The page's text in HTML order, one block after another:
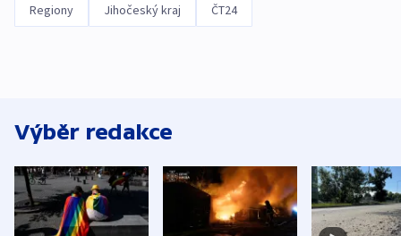
Regiony Jihočeský kraj ČT24
Výběr redakce